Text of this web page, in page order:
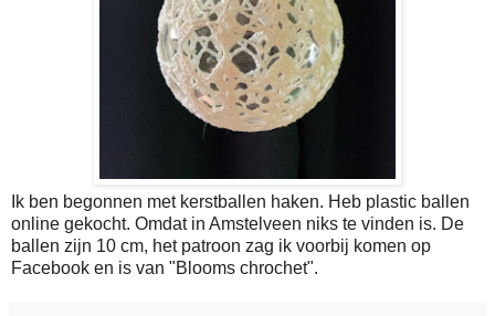
Ik ben begonnen met kerstballen haken. Heb plastic ballen
online gekocht. Omdat in Amstelveen niks te vinden is. De
ballen zijn 10 cm, het patroon zag ik voorbij komen op
Facebook en is van "Blooms chrochet".